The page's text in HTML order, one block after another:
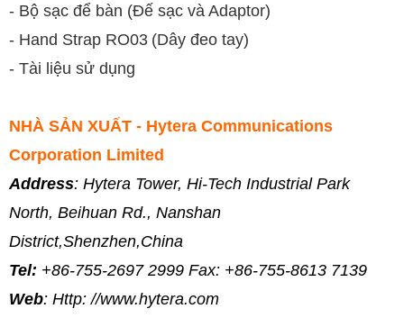
- Bộ sạc để bàn (Đế sạc và Adaptor)
- Hand Strap RO03 (Dây đeo tay)
- Tài liệu sử dụng
NHÀ SẢN XUẤT - Hytera Communications
Corporation Limited
Address: Hytera Tower, Hi-Tech Industrial Park
North, Beihuan Rd., Nanshan
District,Shenzhen,China
Tel: +86-755-2697 2999 Fax: +86-755-8613 7139
Web: Http: //www.hytera.com